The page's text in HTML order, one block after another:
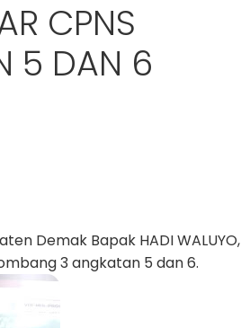
CPNS
5 DAN 6
Demak Bapak HADI WALUYO,
3 angkatan 5 dan 6.